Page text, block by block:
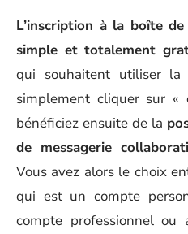
L’inscription à la boîte
simple et totalement
qui souhaitent utiliser
simplement cliquer sur «
bénéficiez ensuite de la
de messagerie
Vous avez alors le choix
qui est un compte
compte professionnel ou